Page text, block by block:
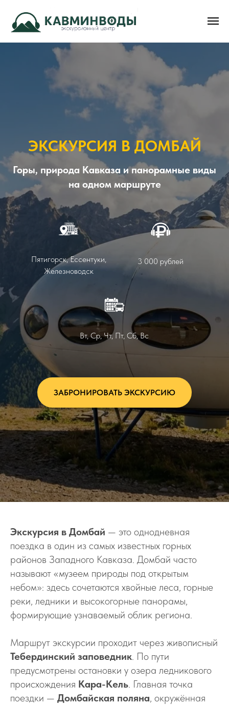
ЭКСКУРСИЯ В ДОМБАЙ
Горы, природа Кавказа и панорамные виды
на одном маршруте
Пятигорск, Ессентуки,
Железноводск
3 000 рублей
Вт, Ср, Чт, Пт, Сб, Вс
ЗАБРОНИРОВАТЬ ЭКСКУРСИЮ
Экскурсия в Домбай — это однодневная
поездка в один из самых известных горных
районов Западного Кавказа. Домбай часто
называют «музеем природы под открытым
небом»: здесь сочетаются хвойные леса, горные
реки, ледники и высокогорные панорамы,
формирующие узнаваемый облик региона.
Маршрут экскурсии проходит через живописный
Тебердинский заповедник. По пути
предусмотрены остановки у озера ледникового
происхождения Кара-Кель. Главная точка
поездки — Домбайская поляна, окружённая